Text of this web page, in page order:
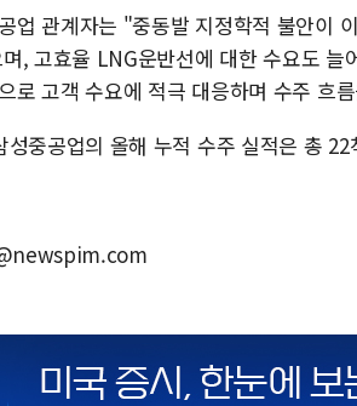
업 관계자는 "중동발 지정학적 불안이
, 고효율 LNG운반선에 대한 수요도
로 고객 수요에 적극 대응하며 수주 흐
성중공업의 올해 누적 수주 실적은 총 22